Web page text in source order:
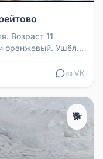
Возраст 11
оранжевый. Ушёл
из VK
🐕